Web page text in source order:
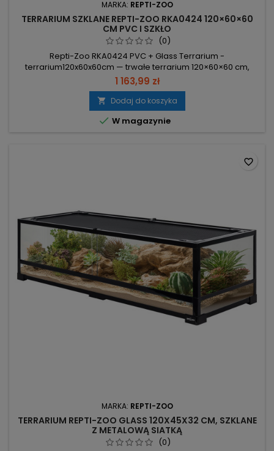
MARKA: REPTI-ZOO
TERRARIUM SZKLANE REPTI-ZOO RKA0424 120×60×60
CM PVC I SZKŁO
(0)
Repti-Zoo RKA0424 PVC + Glass Terrarium -
terrarium120x60x60cm — trwałe terrarium 120×60×60 cm,
zaprojektowane dla agam, węży i gekonów; przemyślana
konstrukcja ułatwia karmienie i sprzątanie. Materiały: PC, PVC,
szkło hartowane — odporność na wilgoć, korozję i
uszkodzenia. Wymiary: 120×60×60 cm / ≈430 l — przestronne
wnętrze. Przesuwne drzwi z zamkiem i...
1 163,99 zł
 Dodaj do koszyka
 W magazynie
MARKA: REPTI-ZOO
TERRARIUM REPTI-ZOO GLASS 120X45X32 CM, SZKLANE
Z METALOWĄ SIATKĄ
(0)
favorite_border